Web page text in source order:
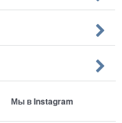
Мы в Instagram